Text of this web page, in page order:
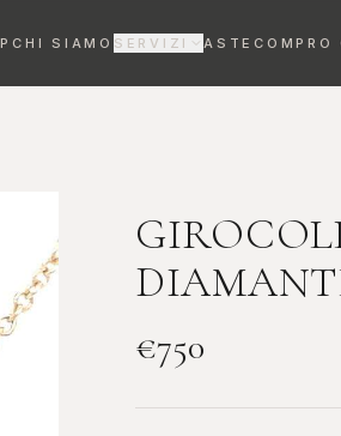
CHI SIAMO SERVIZI
Maestri orologiai certificati
DIAMANTI DA INVESTIMENTO
ASTE COMPRO
€750